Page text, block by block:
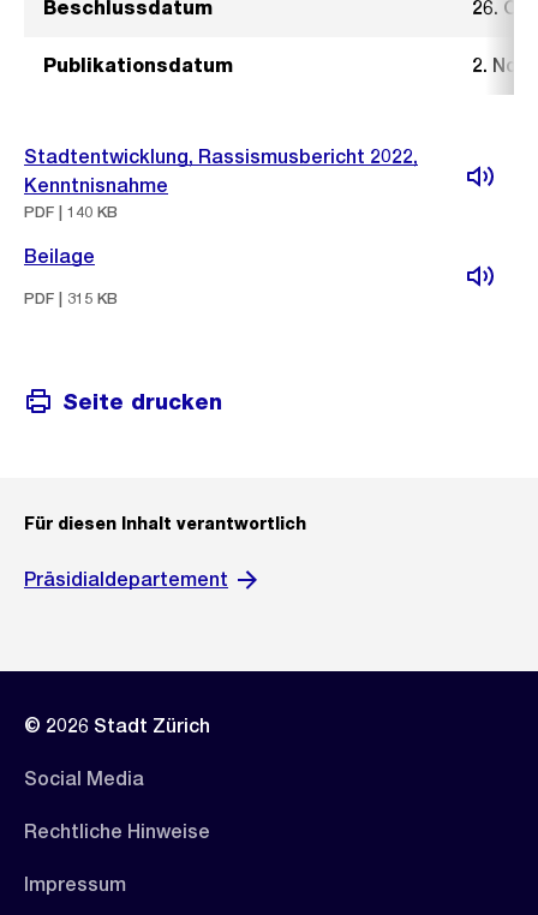
Beschlussdatum 26.
Publikationsdatum 2.
Stadtentwicklung, Rassismusbericht 2022,
Kenntnisnahme
PDF | 140 KB
Beilage
PDF | 315 KB
Seite drucken
Für diesen Inhalt verantwortlich
Präsidialdepartement
© 2026 Stadt Zürich
Social Media
Rechtliche Hinweise
Impressum